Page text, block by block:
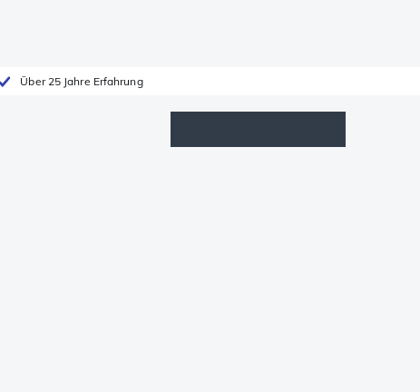
Über 25 Jahre Erfahrung